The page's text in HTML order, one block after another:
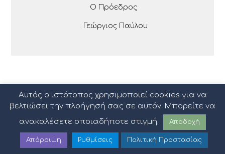
Ο Πρόεδρος
Γεώργιος Παύλου
Πολιτική Προστασίας Δεδομένων |Όροι Χρήσης|Sitemap
Αυτός ο ιστότοπος χρησιμοποιεί cookies για να
βελτιώσει την πλοήγησή σας σε αυτόν. Μπορείτε να
ανακαλέσετε οποιαδήποτε στιγμή.
Αποδοχή
Απόρριψη Ρυθμίσεις Πολιτική Προστασίας